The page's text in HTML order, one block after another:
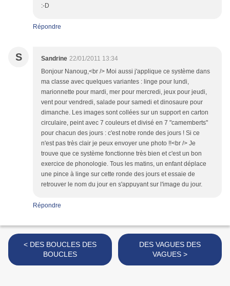
:-D
Répondre
S Sandrine 22/01/2011 13:34
Bonjour Nanoug,<br /> Moi aussi j'applique ce système dans
ma classe avec quelques variantes : linge pour lundi,
marionnette pour mardi, mer pour mercredi, jeux pour jeudi,
vent pour vendredi, salade pour samedi et dinosaure pour
dimanche. Les images sont collées sur un support en carton
circulaire, peint avec 7 couleurs et divisé en 7 "camemberts"
pour chacun des jours : c'est notre ronde des jours ! Si ce
n'est pas très clair je peux envoyer une photo !!<br /> Je
trouve que ce système fonctionne très bien et c'est un bon
exercice de phonologie. Tous les matins, un enfant déplace
une pince à linge sur cette ronde des jours et essaie de
retrouver le nom du jour en s'appuyant sur l'image du jour.
Répondre
< DES BOUCLES DES
BOUCLES
DES VAGUES DES
VAGUES >